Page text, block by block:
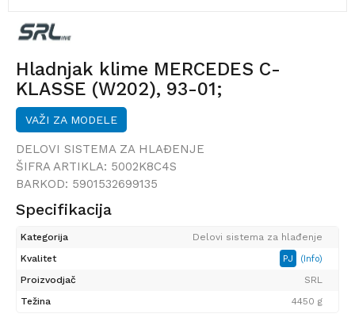
Hladnjak klime MERCEDES C-
KLASSE (W202), 93-01;
VAŽI ZA MODELE
DELOVI SISTEMA ZA HLAĐENJE
ŠIFRA ARTIKLA: 5002K8C4S
BARKOD: 5901532699135
Specifikacija
Kategorija
Delovi sistema za hlađenje
Kvalitet
PJ (Info)
Proizvodjač
SRL
Težina
4450 g